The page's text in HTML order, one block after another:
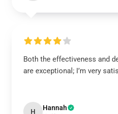
Both the effectiveness and
are exceptional; I’m very
H Hannah